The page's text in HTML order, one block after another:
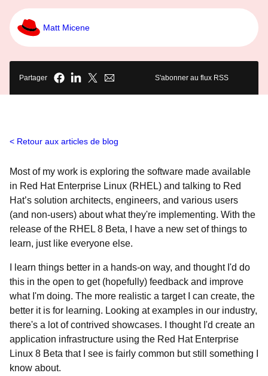
Matt Micene
Partager S'abonner au flux RSS
Retour aux articles de blog
Most of my work is exploring the software made available
in Red Hat Enterprise Linux (RHEL) and talking to Red
Hat’s solution architects, engineers, and various users
(and non-users) about what they're implementing. With the
release of the RHEL 8 Beta, I have a new set of things to
learn, just like everyone else.
I learn things better in a hands-on way, and thought I'd do
this in the open to get (hopefully) feedback and improve
what I'm doing. The more realistic a target I can create, the
better it is for learning. Looking at examples in our industry,
there's a lot of contrived showcases. I thought I'd create an
application infrastructure using the Red Hat Enterprise
Linux 8 Beta that I see is fairly common but still something I
know about.